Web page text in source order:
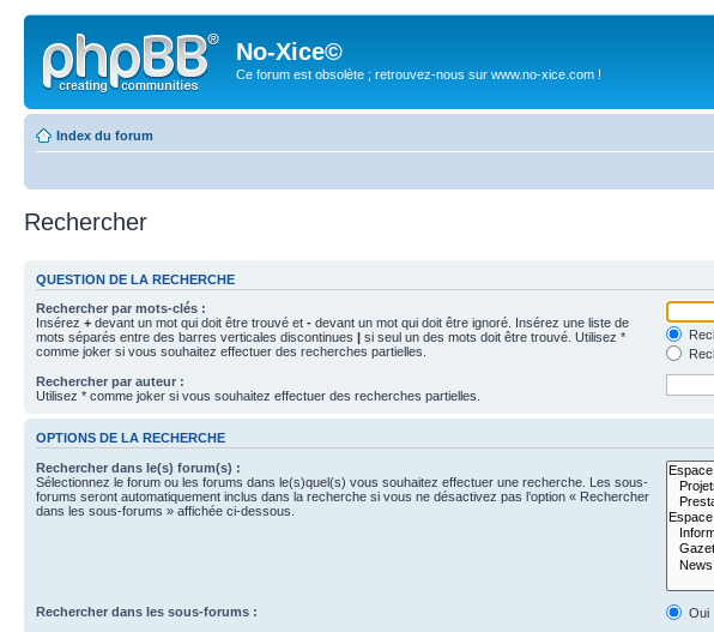
No-Xice©
Ce forum est obsolète ; retrouvez-nous sur www.no-xice.com !
Index du forum
Rechercher
QUESTION DE LA RECHERCHE
Rechercher par mots-clés :
Insérez + devant un mot qui doit être trouvé et - devant un mot qui doit être ignoré. Insérez une liste de
mots séparés entre des barres verticales discontinues | si seul un des mots doit être trouvé. Utilisez *
comme joker si vous souhaitez effectuer des recherches partielles.
Rechercher par auteur :
Utilisez * comme joker si vous souhaitez effectuer des recherches partielles.
OPTIONS DE LA RECHERCHE
Rechercher dans le(s) forum(s) :
Sélectionnez le forum ou les forums dans le(s)quel(s) vous souhaitez effectuer une recherche. Les sous-
forums seront automatiquement inclus dans la recherche si vous ne désactivez pas l’option « Rechercher
dans les sous-forums » affichée ci-dessous.
Rechercher dans les sous-forums : Oui